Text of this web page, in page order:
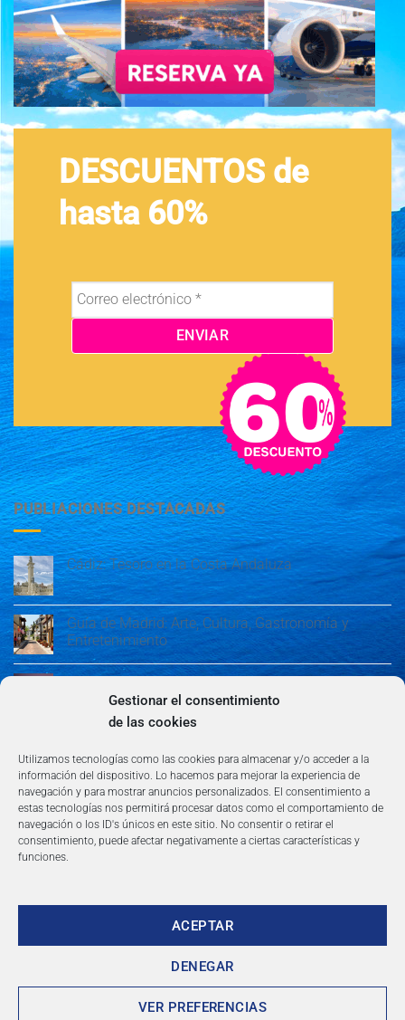
Gestionar el consentimiento
de las cookies
Utilizamos tecnologías como las cookies para almacenar y/o acceder a la
información del dispositivo. Lo hacemos para mejorar la experiencia de
navegación y para mostrar anuncios personalizados. El consentimiento a
estas tecnologías nos permitirá procesar datos como el comportamiento de
navegación o los ID's únicos en este sitio. No consentir o retirar el
consentimiento, puede afectar negativamente a ciertas características y
funciones.
ACEPTAR
DENEGAR
VER PREFERENCIAS
DESCUENTOS de
hasta 60%
PUBLIACIONES DESTACADAS
Cádiz: Tesoro en la Costa Andaluza
Guía de Madrid: Arte, Cultura, Gastronomía y
Entretenimiento
Guía de Madrid: Arte, Cultura, Gastronomía y
Entretenimiento
Copyright 2026 ©360group.es